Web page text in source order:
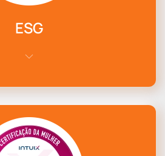
ESG